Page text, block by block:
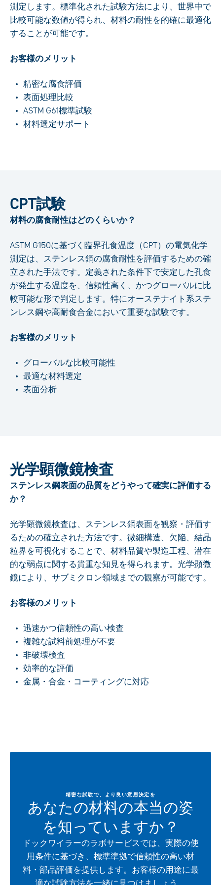
測定します。標準化された試験方法により、世界中で
比較可能な数値が得られ、材料の耐性を的確に最適化
することが可能です。
お客様のメリット
精密な腐食評価
表面処理比較
ASTM G61標準試験
材料選定サポート
CPT試験
材料の腐食耐性はどのくらいか？
ASTM G150に基づく臨界孔食温度（CPT）の電気化学
測定は、ステンレス鋼の腐食耐性を評価するための確
立された手法です。定義された条件下で安定した孔食
が発生する温度を、信頼性高く、かつグローバルに比
較可能な形で判定します。特にオーステナイト系ステ
ンレス鋼や高耐食合金において重要な試験です。
お客様のメリット
グローバルな比較可能性
最適な材料選定
表面分析
光学顕微鏡検査
ステンレス鋼表面の品質をどうやって確実に評価する
か？
光学顕微鏡検査は、ステンレス鋼表面を観察・評価す
るための確立された方法です。微細構造、欠陥、結晶
粒界を可視化することで、材料品質や製造工程、潜在
的な弱点に関する貴重な知見を得られます。光学顕微
鏡により、サブミクロン領域までの観察が可能です。
お客様のメリット
迅速かつ信頼性の高い検査
複雑な試料前処理が不要
非破壊検査
効率的な評価
金属・合金・コーティングに対応
精密な試験で、より良い意思決定を
あなたの材料の本当の姿
を知っていますか？
ドックワイラーのラボサービスでは、実際の使
用条件に基づき、標準準拠で信頼性の高い材
料・部品評価を提供します。お客様の用途に最